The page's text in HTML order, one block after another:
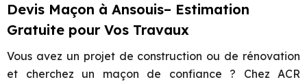
Devis Maçon à Ansouis– Estimation
Gratuite pour Vos Travaux
Vous avez un projet de construction ou de rénovation
et cherchez un maçon de confiance ? Chez ACR